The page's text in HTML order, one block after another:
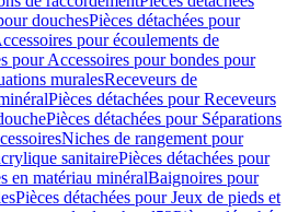
douchesPièces détachées pour
pour écoulements de
pour Accessoires pour bondes pour
muralesReceveurs de
Pièces détachées pour Receveurs
Pièces détachées pour Séparations
Niches de rangement pour
sanitairePièces détachées pour
en matériau minéralBaignoires pour
Pièces détachées pour Jeux de pieds et